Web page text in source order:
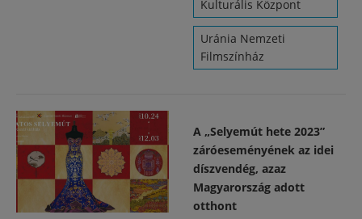
Kulturális Központ
Uránia Nemzeti
Filmszínház
A „Selyemút hete 2023”
záróeseményének az idei
díszvendég, azaz
Magyarország adott
otthont